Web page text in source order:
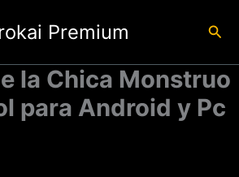
Premium
la Chica Monstruo
para Android y Pc